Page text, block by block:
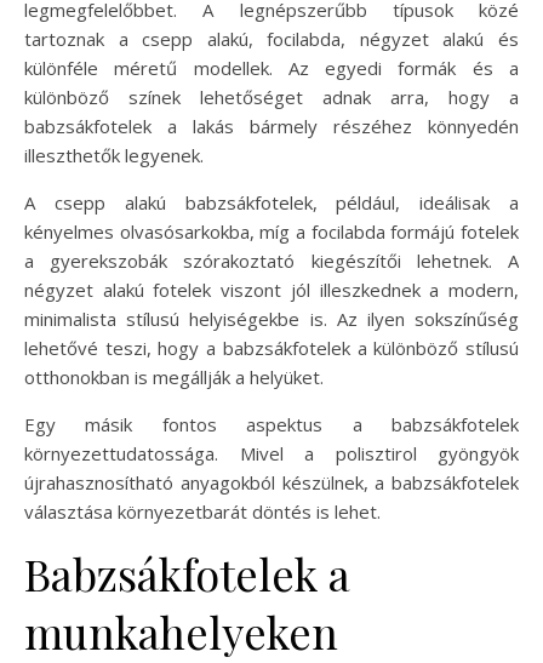
legmegfelelőbbet. A legnépszerűbb típusok közé
tartoznak a csepp alakú, focilabda, négyzet alakú és
különféle méretű modellek. Az egyedi formák és a
különböző színek lehetőséget adnak arra, hogy a
babzsákfotelek a lakás bármely részéhez könnyedén
illeszthetők legyenek.
A csepp alakú babzsákfotelek, például, ideálisak a
kényelmes olvasósarkokba, míg a focilabda formájú fotelek
a gyerekszobák szórakoztató kiegészítői lehetnek. A
négyzet alakú fotelek viszont jól illeszkednek a modern,
minimalista stílusú helyiségekbe is. Az ilyen sokszínűség
lehetővé teszi, hogy a babzsákfotelek a különböző stílusú
otthonokban is megállják a helyüket.
Egy másik fontos aspektus a babzsákfotelek
környezettudatossága. Mivel a polisztirol gyöngyök
újrahasznosítható anyagokból készülnek, a babzsákfotelek
választása környezetbarát döntés is lehet.
Babzsákfotelek a
munkahelyeken